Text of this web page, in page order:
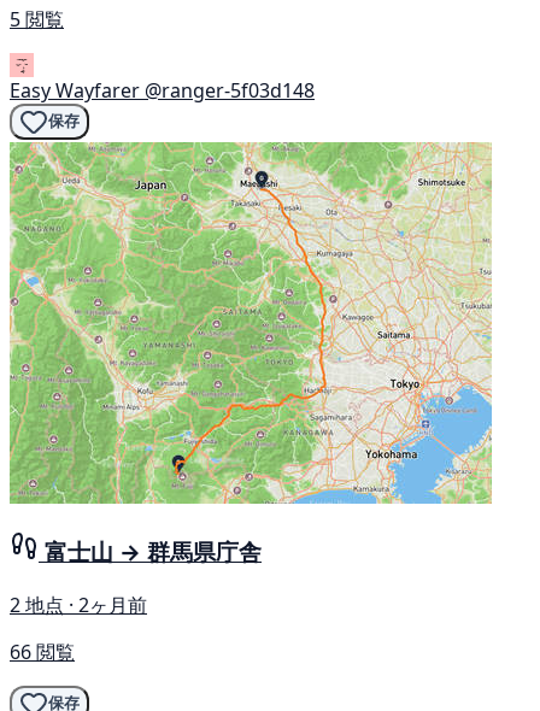
5 閲覧
Easy Wayfarer @ranger-5f03d148
保存
富士山 → 群馬県庁舎
2 地点 · 2ヶ月前
66 閲覧
保存